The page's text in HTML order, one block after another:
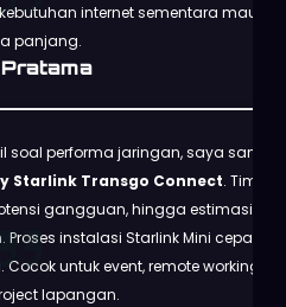
internet sementara maupun
panjang.
soal performa jaringan, saya sangat
Starlink Transgo Connect. Tim
gangguan, hingga estimasi
instalasi Starlink Mini cepat,
untuk event, remote working,
lapangan.